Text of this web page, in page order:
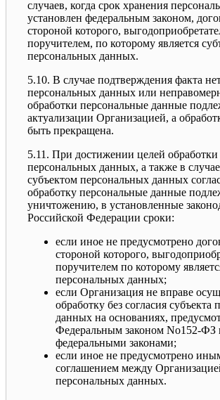
случаев, когда срок хранения
установлен федеральным законом,
стороной которого,
поручителем, по которому является
персональных данных.
5.10. В случае подтверждения факта
персональных данных или
обработки персональные данные
актуализации Организацией, а
быть прекращена.
5.11. При достижении целей обработки
персональных данных, а также в
субъектом персональных данных
обработку персональные данные
уничтожению, в установленные
Российской Федерации сроки:
если иное не предусмотрено
стороной которого,
поручителем по которому
персональных данных;
если Организация не вправе
обработку без согласия субъекта
данных на основаниях,
Федеральным законом No152-
федеральными законами;
если иное не предусмотрено
соглашением между
персональных данных.